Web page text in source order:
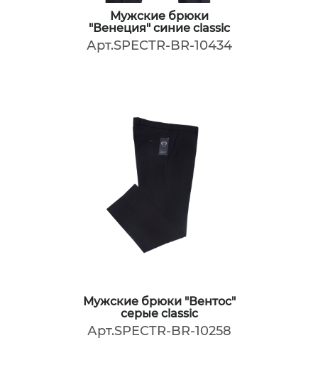
Мужские брюки
"Венеция" синие classic
Арт.SPECTR-BR-10434
Мужские брюки "Вентос"
серые classic
Арт.SPECTR-BR-10258